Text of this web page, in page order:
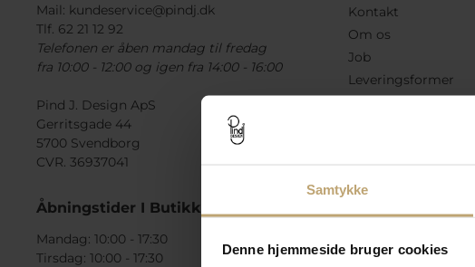
Samtykke
Denne hjemmeside bruger cookies
Mail: kundeservice@pindj.dk
Tlf. 62 21 12 92
Telefonen er åben mandag til fredag
fra 10:00 - 12:00 og igen fra 14:00 - 16:00
Pind J. Design ApS
Gerritsgade 44
5700 Svendborg
CVR. 36937041
Åbningstider I Butikken
Mandag: 10:00 - 17:30
Tirsdag: 10:00 - 17:30
Kontakt
Om os
Job
Leveringsformer
Check gavekortsaldo